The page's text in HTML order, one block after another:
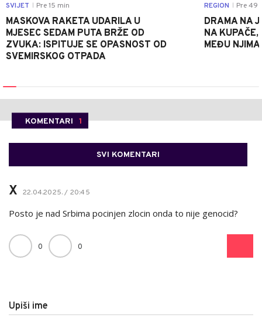
SVIJET Pre 15 min
MASKOVA RAKETA UDARILA U
MJESEC SEDAM PUTA BRŽE OD
ZVUKA: ISPITUJE SE OPASNOST OD
SVEMIRSKOG OTPADA
REGION Pre 49
DRAMA NA
NA
MEĐU NJIMA
KOMENTARI 1
SVI KOMENTARI
X 22.04.2025. / 20:45
Posto je nad Srbima pocinjen zlocin onda to nije genocid?
0 0
Upiši ime